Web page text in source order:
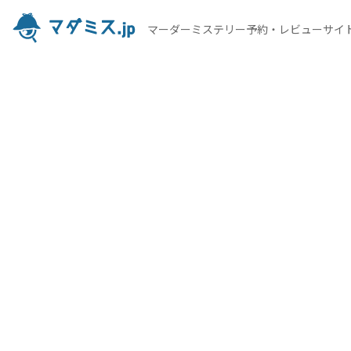
マーダーミステリー予約・レビューサイ